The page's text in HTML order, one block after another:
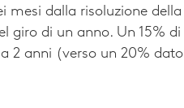
mesi dalla risoluzione della
giro di un anno. Un 15% di
2 anni (verso un 20% dato